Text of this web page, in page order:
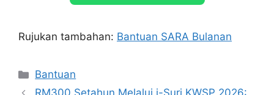
Rujukan tambahan: Bantuan SARA Bulanan
Categories
Bantuan